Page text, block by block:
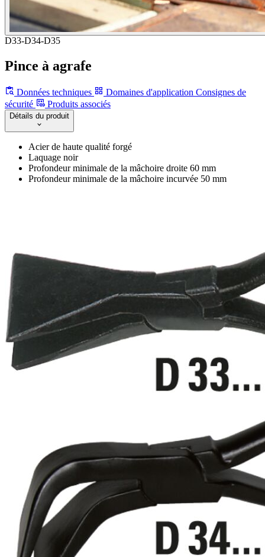
D33-D34-D35
Pince à agrafe
Données techniques Domaines d'application Consignes de
sécurité
Produits associés
Détails du produit
Acier de haute qualité forgé
Laquage noir
Profondeur minimale de la mâchoire droite 60 mm
Profondeur minimale de la mâchoire incurvée 50 mm